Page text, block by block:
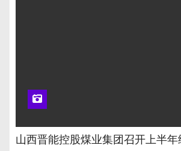
山西晋能控股煤业集团召开上半